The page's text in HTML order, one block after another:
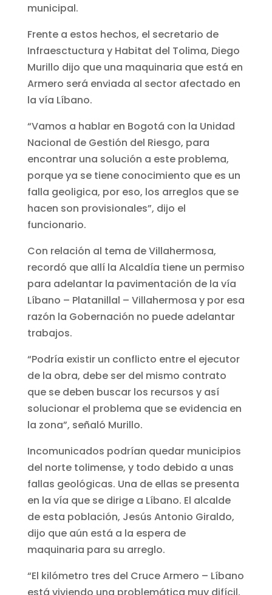
municipal.
Frente a estos hechos, el secretario de
Infraesctuctura y Habitat del Tolima, Diego
Murillo dijo que una maquinaria que está en
Armero será enviada al sector afectado en
la vía Líbano.
“Vamos a hablar en Bogotá con la Unidad
Nacional de Gestión del Riesgo, para
encontrar una solución a este problema,
porque ya se tiene conocimiento que es un
falla geoligica, por eso, los arreglos que se
hacen son provisionales”, dijo el
funcionario.
Con relación al tema de Villahermosa,
recordó que allí la Alcaldía tiene un permiso
para adelantar la pavimentación de la vía
Líbano – Platanillal – Villahermosa y por esa
razón la Gobernación no puede adelantar
trabajos.
“Podría existir un conflicto entre el ejecutor
de la obra, debe ser del mismo contrato
que se deben buscar los recursos y así
solucionar el problema que se evidencia en
la zona”, señaló Murillo.
Incomunicados podrían quedar municipios
del norte tolimense, y todo debido a unas
fallas geológicas. Una de ellas se presenta
en la vía que se dirige a Líbano. El alcalde
de esta población, Jesús Antonio Giraldo,
dijo que aún está a la espera de
maquinaria para su arreglo.
“El kilómetro tres del Cruce Armero – Líbano
está viviendo una problemática muy difícil,